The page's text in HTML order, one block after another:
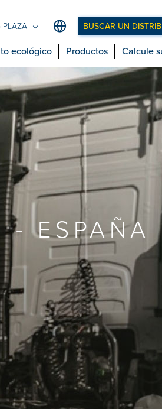
ecológico Productos Calcule
PLAZA BUSCAR UN
- ESPAÑA